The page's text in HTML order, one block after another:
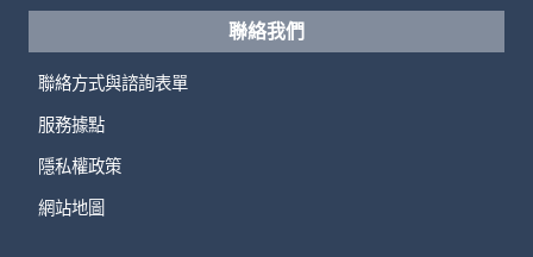
聯絡我們
聯絡方式與諮詢表單
服務據點
隱私權政策
網站地圖